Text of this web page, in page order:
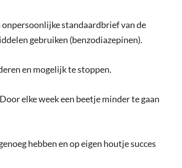
standaardbrief van de
gebruiken (benzodiazepinen).
en mogelijk te stoppen.
elke week een beetje minder te gaan
hebben en op eigen houtje succes